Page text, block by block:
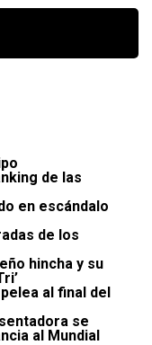
de las
en escándalo
de los
hincha y su
al final del
se
al Mundial